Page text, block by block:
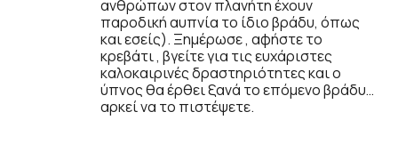
ανθρώπων στον πλανήτη έχουν
παροδική αυπνία το ίδιο βράδυ, όπως
και εσείς). Ξημέρωσε , αφήστε το
κρεβάτι , βγείτε για τις ευχάριστες
καλοκαιρινές δραστηριότητες και ο
ύπνος θα έρθει ξανά το επόμενο βράδυ…
αρκεί να το πιστέψετε.